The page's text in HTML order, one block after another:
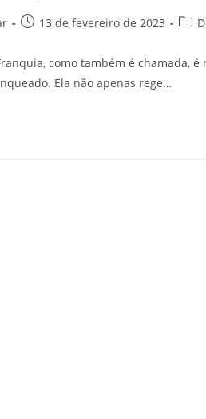
13 de fevereiro de 2023
como também é chamada,
Ela não apenas rege…